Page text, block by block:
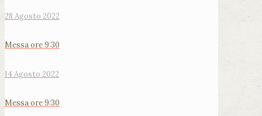
28 Agosto 2022
Messa ore 9:30
14 Agosto 2022
Messa ore 9:30